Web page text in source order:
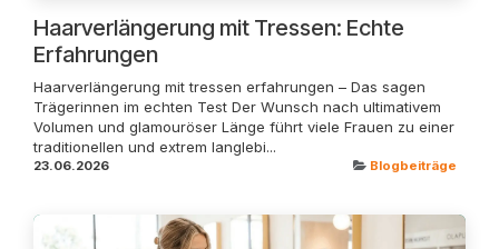
Haarverlängerung mit Tressen: Echte
Erfahrungen
Haarverlängerung mit tressen erfahrungen – Das sagen
Trägerinnen im echten Test Der Wunsch nach ultimativem
Volumen und glamouröser Länge führt viele Frauen zu einer
traditionellen und extrem langlebi...
23.06.2026 Blogbeiträge